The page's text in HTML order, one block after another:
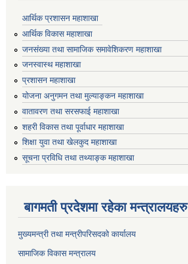
आर्थिक प्रशासन महाशाखा
आर्थिक विकास महाशाखा
जनसंख्या तथा सामाजिक समावेशिकरण महाशाखा
जनस्वास्थ महाशाखा
प्रशासन महाशाखा
योजना अनुगमन तथा मुल्याङ्कन महाशाखा
वातावरण तथा सरसफाई महाशाखा
शहरी विकास तथा पूर्वाधार महाशाखा
शिक्षा युवा तथा खेलकुद महाशाखा
सूचना प्रविधि तथा तथ्याङ्क महाशाखा
बागमती प्रदेशमा रहेका मन्त्रालयहरु
मुख्यमन्त्री तथा मन्त्रीपरिसदको कार्यालय
सामाजिक विकास मन्त्रालय